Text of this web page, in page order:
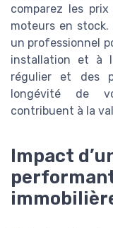
comparez les
moteurs en stock.
un professionnel
installation et à
régulier et des
longévité de
contribuent à la
Impact